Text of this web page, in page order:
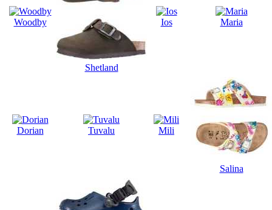
Woodby
Shetland
Ios Maria
Dorian Tuvalu Mili
Salina